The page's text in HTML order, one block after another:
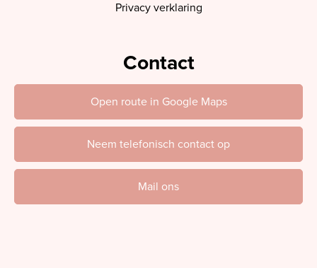
Privacy verklaring
Contact
Open route in Google Maps
Neem telefonisch contact op
Mail ons